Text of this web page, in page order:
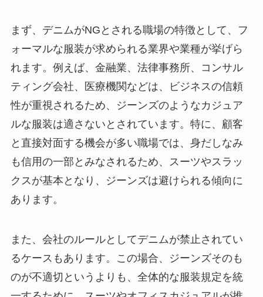
まず、デニムがNGとされる職場の特徴として、フ
ォーマルな服装が求められる業界や業種が挙げら
れます。例えば、金融業、法律事務所、コンサル
ティング会社、医療機関などは、ビジネスの信頼
性が重視されるため、ジーンズのようなカジュア
ルな服装は適さないとされています。特に、顧客
と直接対面する機会が多い職場では、身だしなみ
も信用の一部とみなされるため、スーツやスラッ
クスが基本となり、ジーンズは避けられる傾向に
あります。
また、会社のルールとしてデニムが禁止されてい
るケースもあります。この場合、ジーンズそのも
のが不適切というよりも、全体的な服装規定を統